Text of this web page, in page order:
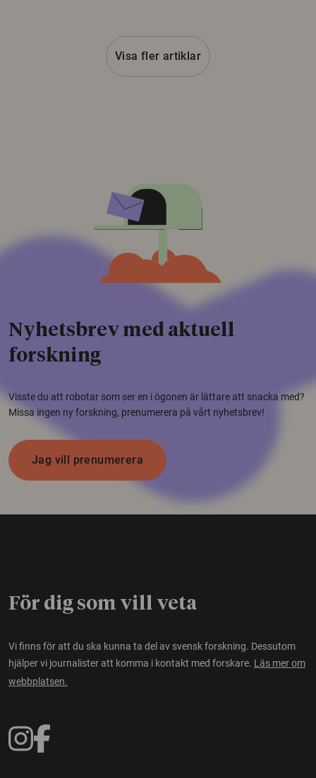
Visa fler artiklar
Nyhetsbrev med aktuell
forskning
Visste du att robotar som ser en i ögonen är lättare att snacka med?
Missa ingen ny forskning, prenumerera på vårt nyhetsbrev!
Jag vill prenumerera
För dig som vill veta
Vi finns för att du ska kunna ta del av svensk forskning. Dessutom
hjälper vi journalister att komma i kontakt med forskare. Läs mer om
webbplatsen.